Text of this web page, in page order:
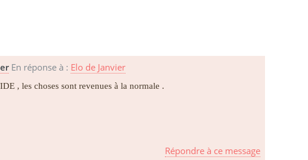
En réponse à : Elo de Janvier
, les choses sont revenues à la normale .
Répondre à ce message